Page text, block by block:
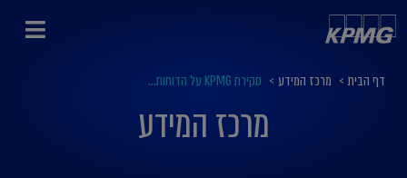
דף הבית > מרכז המידע > סקירת KPMG על הדוחות...
מרכז המידע